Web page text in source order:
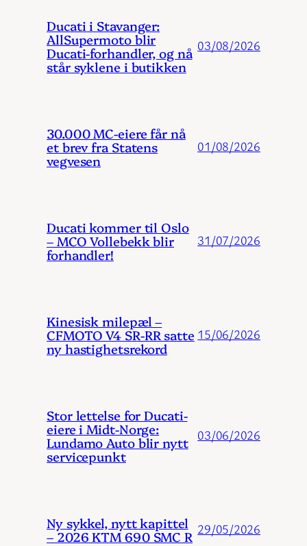
Ducati i Stavanger:
AllSupermoto blir
Ducati-forhandler, og nå
står syklene i butikken
03/08/2026
30.000 MC-eiere får nå
et brev fra Statens
vegvesen
01/08/2026
Ducati kommer til Oslo
– MCO Vollebekk blir
forhandler!
31/07/2026
Kinesisk milepæl –
CFMOTO V4 SR-RR satte
ny hastighetsrekord
15/06/2026
Stor lettelse for Ducati-
eiere i Midt-Norge:
Lundamo Auto blir nytt
servicepunkt
03/06/2026
Ny sykkel, nytt kapittel
– 2026 KTM 690 SMC R 29/05/2026